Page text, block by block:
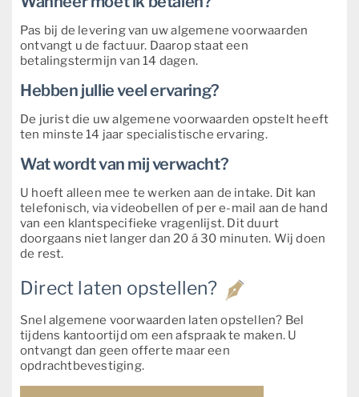
Pas bij de levering van uw algemene voorwaarden
ontvangt u de factuur. Daarop staat een
betalingstermijn van 14 dagen.
Hebben jullie veel ervaring?
De jurist die uw algemene voorwaarden opstelt heeft
ten minste 14 jaar specialistische ervaring.
Wat wordt van mij verwacht?
U hoeft alleen mee te werken aan de intake. Dit kan
telefonisch, via videobellen of per e-mail aan de hand
van een klantspecifieke vragenlijst. Dit duurt
doorgaans niet langer dan 20 á 30 minuten. Wij doen
de rest.
Direct laten opstellen?
Snel algemene voorwaarden laten opstellen? Bel
tijdens kantoortijd om een afspraak te maken. U
ontvangt dan geen offerte maar een
opdrachtbevestiging.